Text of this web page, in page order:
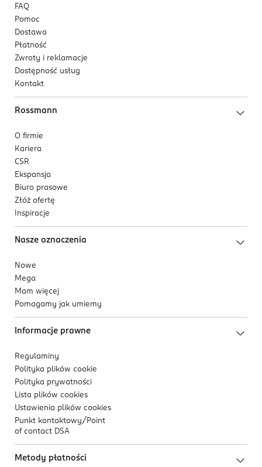
FAQ
Pomoc
Dostawa
Płatność
Zwroty i reklamacje
Dostępność usług
Kontakt
Rossmann
O firmie
Kariera
CSR
Ekspansja
Biuro prasowe
Złóż ofertę
Inspiracje
Nasze oznaczenia
Nowe
Mega
Mam więcej
Pomagamy jak umiemy
Informacje prawne
Regulaminy
Polityka plików cookie
Polityka prywatności
Lista plików cookies
Ustawienia plików cookies
Punkt kontaktowy/ Point
of contact DSA
Metody płatności